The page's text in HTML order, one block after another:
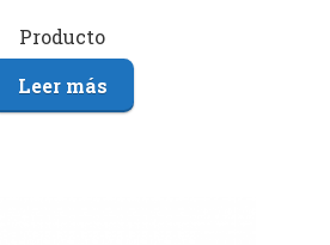
Producto
Leer más